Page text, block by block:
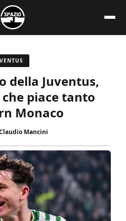
della Juventus,
piace tanto
Monaco
Mancini